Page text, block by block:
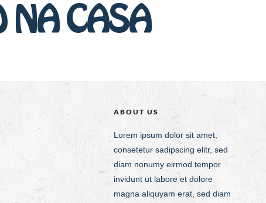
NA CASA
ABOUT US
Lorem ipsum dolor sit amet,
consetetur sadipscing elitr, sed
diam nonumy eirmod tempor
invidunt ut labore et dolore
magna aliquyam erat, sed diam